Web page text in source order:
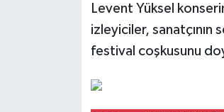
Levent Yüksel
izleyiciler, sanatçının
festival coşkusunu